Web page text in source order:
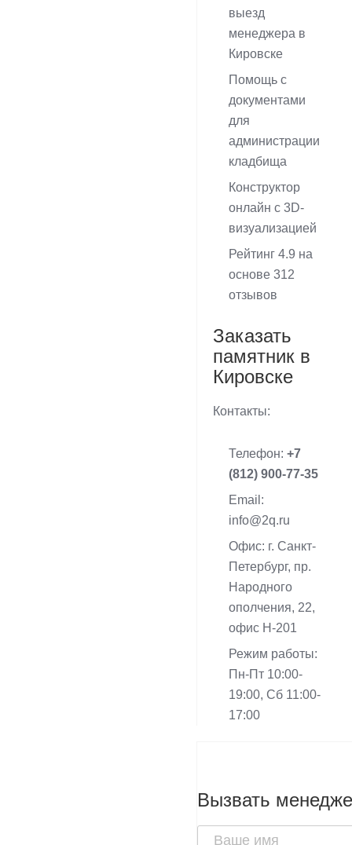
выезд
менеджера в
Кировске
Помощь с
документами
для
администрации
кладбища
Конструктор
онлайн с 3D-
визуализацией
Рейтинг 4.9 на
основе 312
отзывов
Заказать
памятник в
Кировске
Контакты:
Телефон: +7
(812) 900-77-35
Email:
info@2q.ru
Офис: г. Санкт-
Петербург, пр.
Народного
ополчения, 22,
офис Н-201
Режим работы:
Пн-Пт 10:00-
19:00, Сб 11:00-
17:00
Вызвать